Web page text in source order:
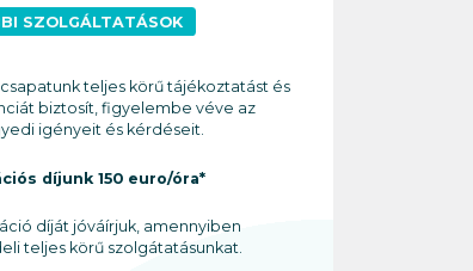
SZOLGÁLTATÁSOK
teljes körű tájékoztatást és
biztosít, figyelembe véve az
igényeit és kérdéseit.
díjunk 150 euro/óra*
díját jóváírjuk, amennyiben
teljes körű szolgátatásunkat.